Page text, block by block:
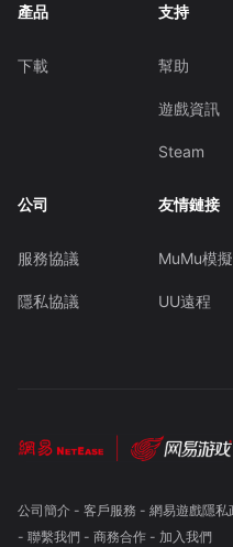
產品
下載
支持
幫助
遊戲資訊
Steam
公司
服務協議
隱私協議
友情鏈接
MuMu模
UU遠程
公司簡介- 客戶服務 - 網易遊戲隱私
- 聯繫我們- 商務合作- 加入我們